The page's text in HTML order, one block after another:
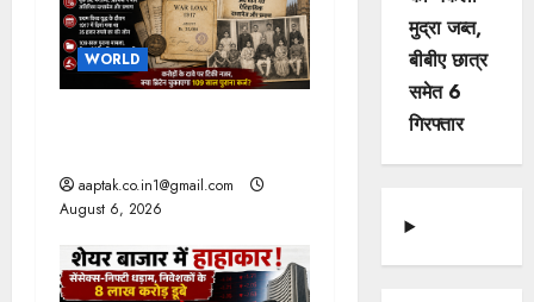
g
a
i
o
n
WORLD
aaptak.co.in1@gmail.com
August 6, 2026
मुद्रा जब्त,
बीबीए छात्र
समेत 6
गिरफ्तार